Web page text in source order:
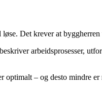
Det krever at
arbeidsprosesser,
– og desto mindre